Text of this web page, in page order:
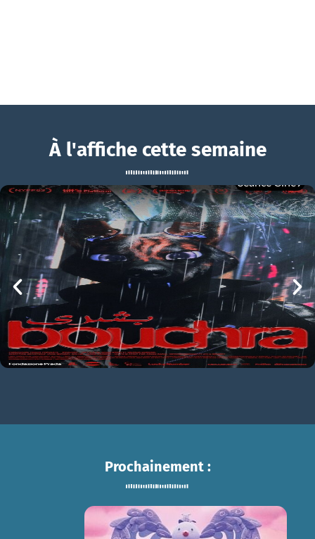
Pour le plaisir
Pour le plaisir Bande-annonce VF
À l'affiche cette semaine
BOUCHRA
mer 05/08
21h00
Prochainement :